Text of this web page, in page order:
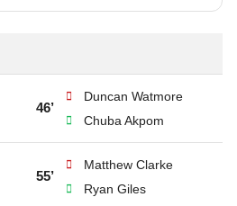
46’
Duncan Watmore
Chuba Akpom
55’
Matthew Clarke
Ryan Giles